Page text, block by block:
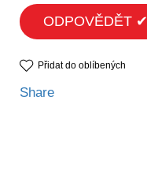
ODPOVĚDĚT ✔
Přidat do oblíbených
Share